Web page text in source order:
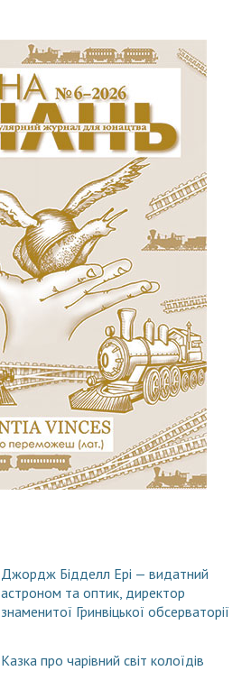
Джордж Бідделл Ері — видатний
астроном та оптик, директор
знаменитої Гринвіцької обсерваторії
Казка про чарівний світ колоїдів